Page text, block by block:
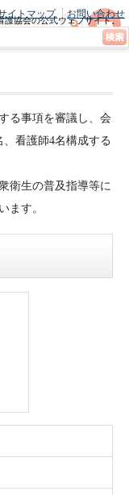
護協会の公式ウェブサイト。
ュースやお知らせをいち早くお
イトマップ お問い合わせ
る事項を審議し、会
看護師4名構成する
衛生の普及指導等に
ます。